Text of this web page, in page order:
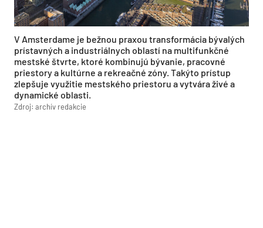
V Amsterdame je bežnou praxou transformácia bývalých
prístavných a industriálnych oblastí na multifunkčné
mestské štvrte, ktoré kombinujú bývanie, pracovné
priestory a kultúrne a rekreačné zóny. Takýto prístup
zlepšuje využitie mestského priestoru a vytvára živé a
dynamické oblasti.
Zdroj: archív redakcie